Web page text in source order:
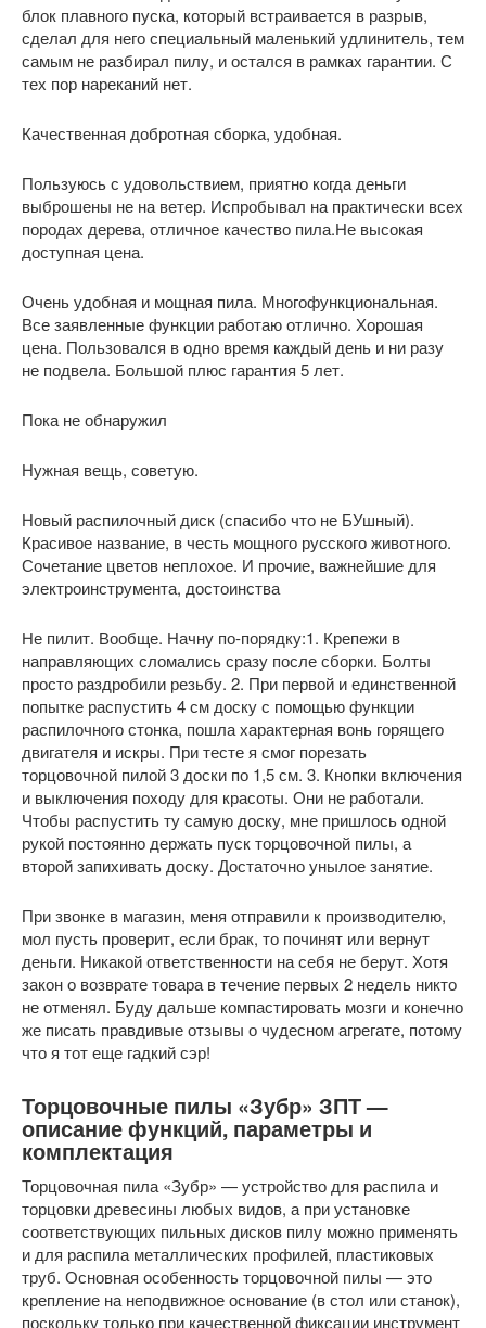
блок плавного пуска, который встраивается в разрыв,
сделал для него специальный маленький удлинитель, тем
самым не разбирал пилу, и остался в рамках гарантии. С
тех пор нареканий нет.
Качественная добротная сборка, удобная.
Пользуюсь с удовольствием, приятно когда деньги
выброшены не на ветер. Испробывал на практически всех
породах дерева, отличное качество пила.Не высокая
доступная цена.
Очень удобная и мощная пила. Многофункциональная.
Все заявленные функции работаю отлично. Хорошая
цена. Пользовался в одно время каждый день и ни разу
не подвела. Большой плюс гарантия 5 лет.
Пока не обнаружил
Нужная вещь, советую.
Новый распилочный диск (спасибо что не БУшный).
Красивое название, в честь мощного русского животного.
Сочетание цветов неплохое. И прочие, важнейшие для
электроинструмента, достоинства
Не пилит. Вообще. Начну по-порядку:1. Крепежи в
направляющих сломались сразу после сборки. Болты
просто раздробили резьбу. 2. При первой и единственной
попытке распустить 4 см доску с помощью функции
распилочного стонка, пошла характерная вонь горящего
двигателя и искры. При тесте я смог порезать
торцовочной пилой 3 доски по 1,5 см. 3. Кнопки включения
и выключения походу для красоты. Они не работали.
Чтобы распустить ту самую доску, мне пришлось одной
рукой постоянно держать пуск торцовочной пилы, а
второй запихивать доску. Достаточно унылое занятие.
При звонке в магазин, меня отправили к производителю,
мол пусть проверит, если брак, то починят или вернут
деньги. Никакой ответственности на себя не берут. Хотя
закон о возврате товара в течение первых 2 недель никто
не отменял. Буду дальше компастировать мозги и конечно
же писать правдивые отзывы о чудесном агрегате, потому
что я тот еще гадкий сэр!
Торцовочные пилы «Зубр» ЗПТ —
описание функций, параметры и
комплектация
Торцовочная пила «Зубр» — устройство для распила и
торцовки древесины любых видов, а при установке
соответствующих пильных дисков пилу можно применять
и для распила металлических профилей, пластиковых
труб. Основная особенность торцовочной пилы — это
крепление на неподвижное основание (в стол или станок),
поскольку только при качественной фиксации инструмент